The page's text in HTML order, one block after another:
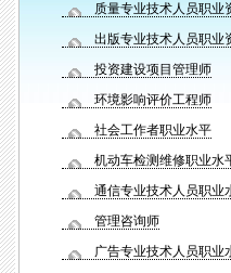
质量专业技术人员职业
出版专业技术人员职业
投资建设项目管理师
环境影响评价工程师
社会工作者职业水平
机动车检测维修职业水
通信专业技术人员职业
管理咨询师
广告专业技术人员职业